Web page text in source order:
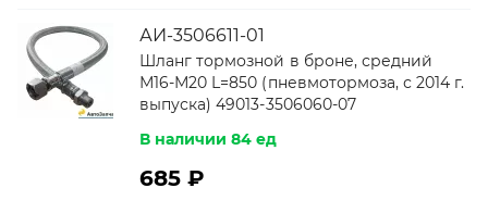
АИ-3506611-01
Шланг тормозной в броне, средний
М16-М20 L=850 (пневмотормоза, с 2014 г.
выпуска) 49013-3506060-07
В наличии 84 ед
685 ₽